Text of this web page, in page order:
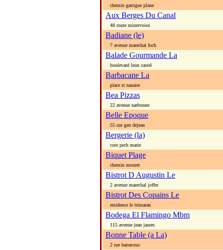
chemin garrigue plane
Aux Berges Du Canal
48 route minervoise
Badiane (le)
7 avenue marechal foch
Balade Gourmande La
boulevard leon castel
Barbacane La
place st nazaire
Bea Pizzas
22 avenue narbonne
Belle Epoque
55 rue gen dejean
Bergerie (la)
cote pech marie
Biquet Plage
chemin mouret
Bistrot D Augustin Le
2 avenue marechal joffre
Bistrot Des Copains Le
residence le trimaran
Bodega El Flamingo Mbm
115 avenue jean jaures
Bonne Table (a La)
2 rue barracous